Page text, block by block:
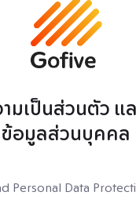
มเป็นส่วนตัว แ
ข้อมูลส่วนบุคคล
Personal Data